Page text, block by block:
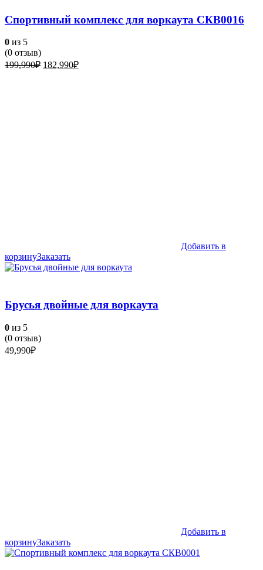
Спортивный комплекс для воркаута СКВ0016
0 из 5
(0 отзыв)
199,990₽ Первоначальная
182,990₽Текущая
Добавить в
корзинуЗаказать
Брусья двойные для воркаутa
0 из 5
(0 отзыв)
49,990₽
Добавить в
корзинуЗаказать